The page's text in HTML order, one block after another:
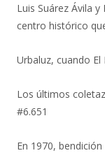
Luis Suárez Ávila
centro histórico
Urbaluz, cuando
Los últimos
#6.651
En 1970,